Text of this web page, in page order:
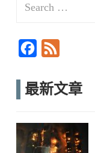
c
o
e
最新文章